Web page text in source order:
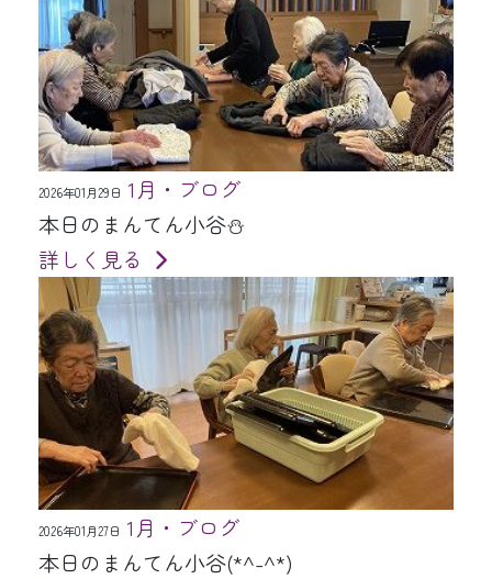
2026年01月29日 1月・ブログ
本日のまんてん小谷⛄
詳しく見る
2026年01月27日 1月・ブログ
本日のまんてん小谷(*^-^*)